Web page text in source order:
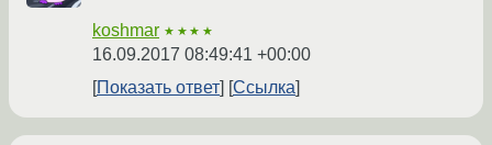
koshmar ★★★★
16.09.2017 08:49:41 +00:00
Показать ответ
Ссылка